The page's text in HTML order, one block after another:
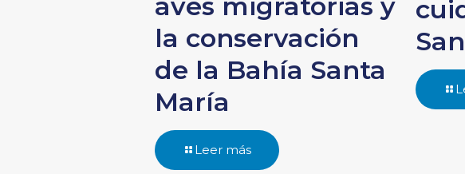
la conservación
de la Bahía Santa
María
Leer más